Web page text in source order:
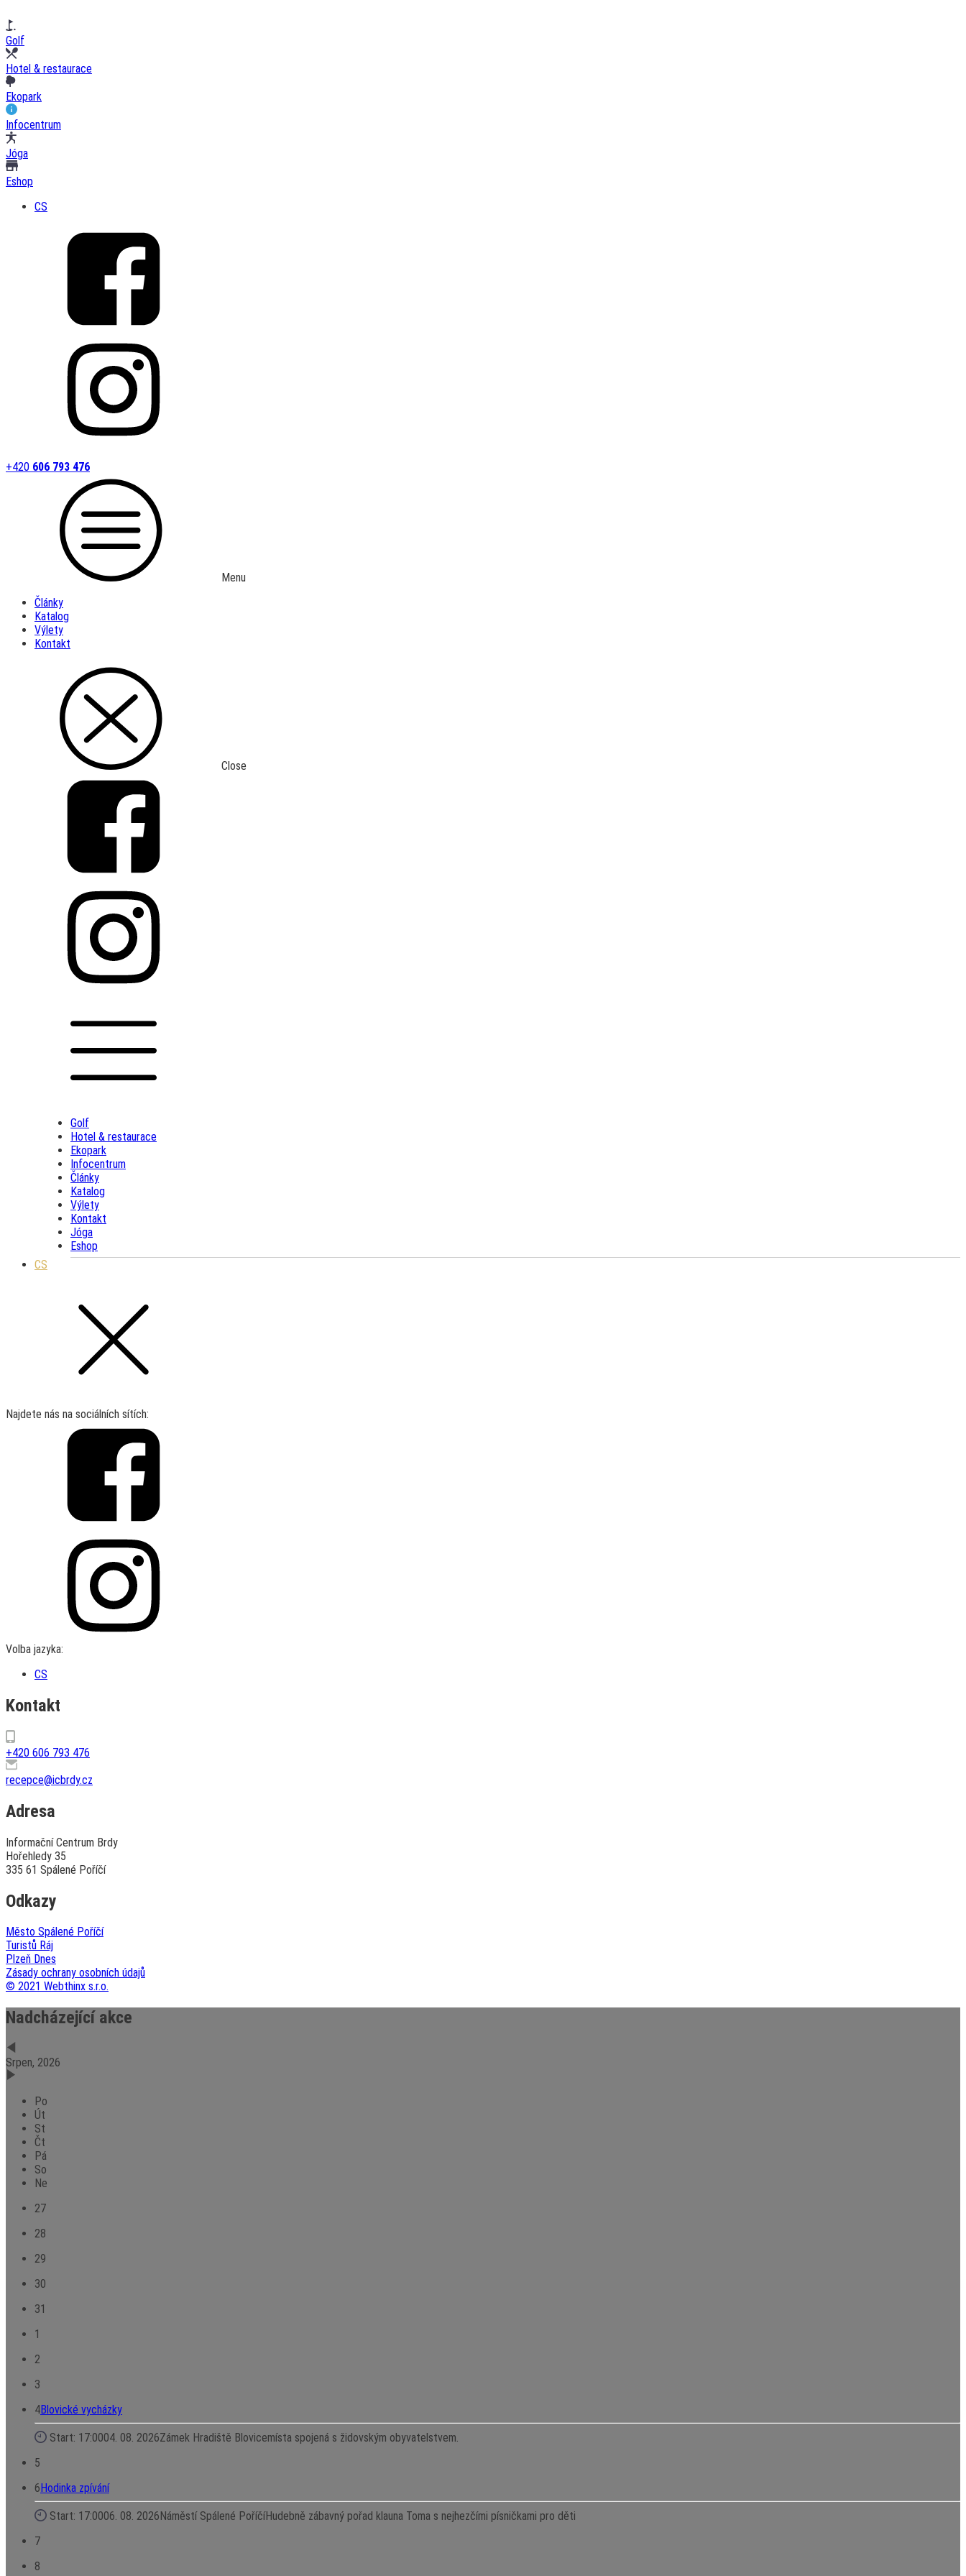
Golf
Hotel & restaurace
Ekopark
Infocentrum
Jóga
Eshop
CS
+420 606 793 476
Menu
Články
Katalog
Výlety
Kontakt
Close
Golf
Hotel & restaurace
Ekopark
Infocentrum
Články
Katalog
Výlety
Kontakt
Jóga
Eshop
CS
Najdete nás na sociálních sítích:
Volba jazyka:
CS
Kontakt
+420 606 793 476
recepce@icbrdy.cz
Adresa
Informační Centrum Brdy
Hořehledy 35
335 61 Spálené Poříčí
Odkazy
Město Spálené Poříčí
Turistů Ráj
Plzeň Dnes
Zásady ochrany osobních údajů
© 2021 Webthinx s.r.o.
Nadcházející akce
Srpen, 2026
Po
Út
St
Čt
Pá
So
Ne
27
28
29
30
31
1
2
3
4Blovické vycházky
Start: 17:0004. 08. 2026Zámek Hradiště Blovicemísta spojená s židovským obyvatelstvem.
5
6 Hodinka zpívání
Start: 17:0006. 08. 2026 Náměstí Spálené PoříčíHudebně zábavný pořad klauna Toma s nejhezčími písničkami pro děti
7
8